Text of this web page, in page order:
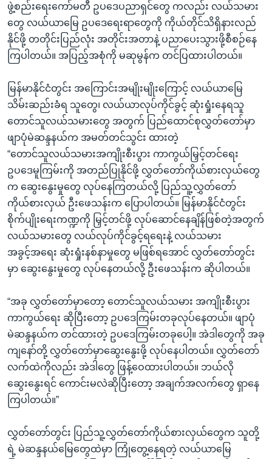
သို့
ကျော်
ရန်
ဖွဲ့စည်းရေးကော်မတီ ဥပဒေပညာရှင်တွေ ကလည်း လယ်သမား
တွေ လယ်ယာမြေ ဥပဒေရေးရာတွေကို ကိုယ်တိုင်သိရှိနားလည်
နိုင်ဖို့ တတိုင်းပြည်လုံး အတိုင်းအတာနဲ့ ပညာပေးသွားဖို့စီစဉ်နေ
ကြပါတယ်။ အပြည့်အစုံကို မဆုမွန်က တင်ပြထားပါတယ်။
မြန်မာနိုင်ငံတွင်း အကြောင်းအမျိုးမျိုးကြောင့် လယ်ယာမြေ
သိမ်းဆည်းခံရ သူတွေ၊ လယ်ယာလုပ်ကိုင်ခွင့် ဆုံးရှုံးနေရသူ
တောင်သူလယ်သမားတွေ အတွက် ပြည်ထောင်စုလွှတ်တော်မှာ
ဖျာပုံမဲဆန္ဒနယ်က အမတ်တင်သွင်း ထားတဲ့
“တောင်သူလယ်သမားအကျိုးစီးပွား ကာကွယ်မြှင့်တင်ရေး
ဥပဒေမူကြမ်းကို အတည်ပြုနိုင်ဖို့ လွှတ်တော်ကိုယ်စားလှယ်တွေ
က ဆွေးနွေးမှုတွေ လုပ်နေကြတယ်လို့ ပြည်သူ့လွှတ်တော်
ကိုယ်စားလှယ် ဦးဖေသန်းက ပြောပါတယ်။ မြန်မာနိုင်ငံတွင်း
စိုက်ပျိုးရေးကဏ္ဍကို မြှင့်တင်ဖို့ လုပ်ဆောင်နေချိန်ဖြစ်တဲ့အတွက်
လယ်သမားတွေ လယ်လုပ်ကိုင်ခွင့်ရရေးနဲ့ လယ်သမား
အခွင့်အရေး ဆုံးရှုံးနစ်နာမှုတွေ မဖြစ်ရအောင် လွှတ်တော်တွင်း
မှာ ဆွေးနွေးမှုတွေ လုပ်နေတယ်လို့ ဦးဖေသန်းက ဆိုပါတယ်။
“အခု လွှတ်တော်မှာတော့ တောင်သူလယ်သမား အကျိုးစီးပွား
ကာကွယ်ရေး ဆိုပြီးတော့ ဥပဒေကြမ်းတခုလုပ်နေတယ်။ ဖျာပုံ
မဲဆန္ဒနယ်က တင်ထားတဲ့ ဥပဒေကြမ်းတခုပေါ့။ အဲဒါတွေကို အခု
ကျနော်တို့ လွှတ်တော်မှာဆွေးနွေးဖို့ လုပ်နေပါတယ်။ လွှတ်တော်
လက်ထဲကိုလည်း အဲဒါတွေ ဖြန့်ဝေထားပါတယ်။ ဘယ်လို
ဆွေးနွေးရင် ကောင်းမလဲဆိုပြီးတော့ အချက်အလက်တွေ ရှာနေ
ကြပါတယ်။”
လွှတ်တော်တွင်း ပြည်သူ့လွှတ်တော်ကိုယ်စားလှယ်တွေက သူတို့
ရဲ့ မဲဆန္ဒနယ်မြေတွေထဲမှာ ကြုံတွေ့နေရတဲ့ လယ်ယာမြေ